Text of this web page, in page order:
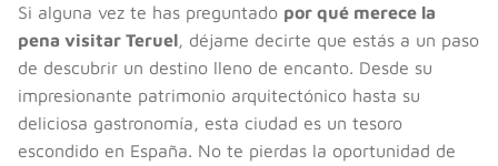
Si alguna vez te has preguntado por qué merece la
pena visitar Teruel, déjame decirte que estás a un paso
de descubrir un destino lleno de encanto. Desde su
impresionante patrimonio arquitectónico hasta su
deliciosa gastronomía, esta ciudad es un tesoro
escondido en España. No te pierdas la oportunidad de